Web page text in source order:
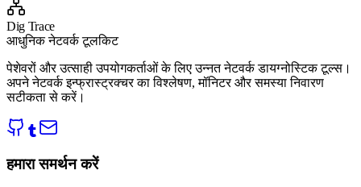
Dig Trace
आधुनिक नेटवर्क टूलकिट
पेशेवरों और उत्साही उपयोगकर्ताओं के लिए उन्नत नेटवर्क डायग्नोस्टिक टूल्स।
अपने नेटवर्क इन्फ्रास्ट्रक्चर का विश्लेषण, मॉनिटर और समस्या निवारण
सटीकता से करें।
हमारा समर्थन करें